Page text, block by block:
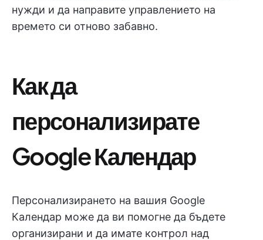
нужди и да направите управлението на
времето си отново забавно.
Как да
персонализирате
Google Календар
Персонализирането на вашия Google
Календар може да ви помогне да бъдете
организирани и да имате контрол над